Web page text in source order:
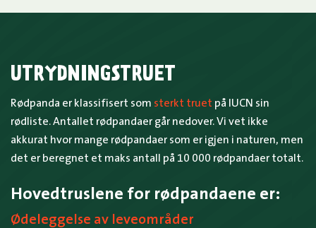
UTRYDNINGSTRUET
Rødpanda er klassifisert som sterkt truet på IUCN sin
rødliste. Antallet rødpandaer går nedover. Vi vet ikke
akkurat hvor mange rødpandaer som er igjen i naturen, men
det er beregnet et maks antall på 10 000 rødpandaer totalt.
Hovedtruslene for rødpandaene er:
Ødeleggelse av leveområder